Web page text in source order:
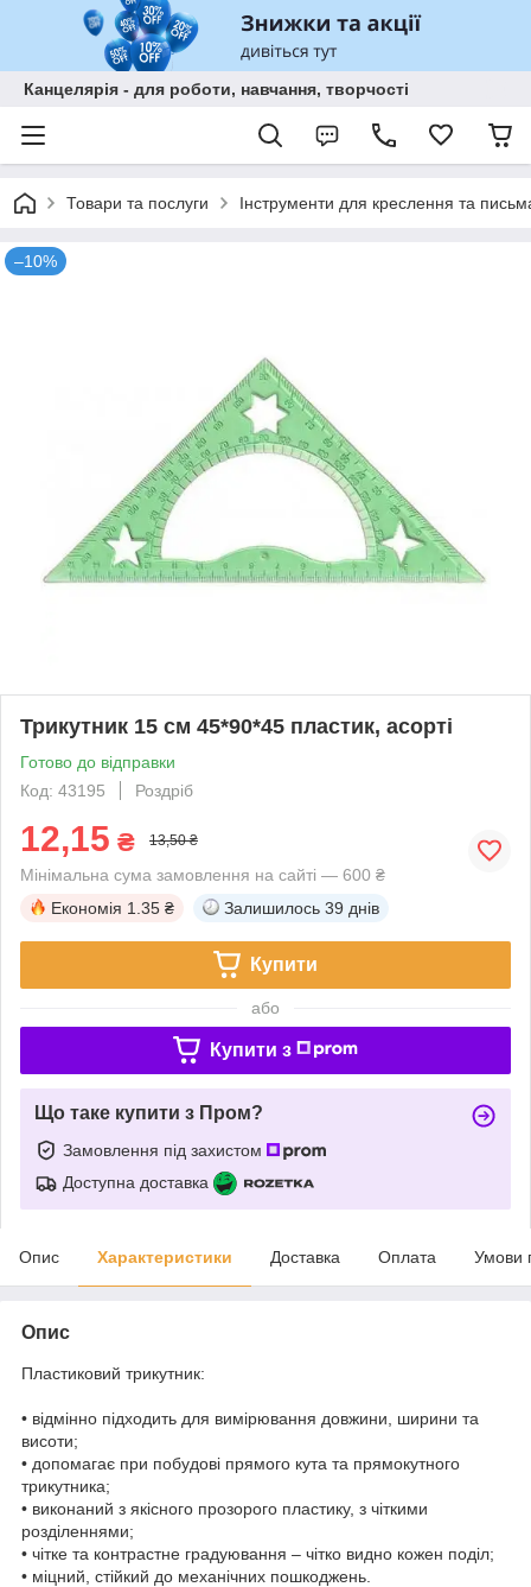
Канцелярія - для роботи, навчання, творчості
Товари та послуги Інструменти для креслення та
–10%
Трикутник 15 см 45*90*45 пластик, асорті
Готово до відправки
Код: 43195
Роздріб
12,15 ₴ 13,50 ₴
Мінімальна сума замовлення на сайті — 600 ₴
Економія 1.35 ₴ Залишилось 39 днів
Купити
або
Купити з
Що таке купити з Пром?
Замовлення під захистом
Доступна доставка
Опис Характеристики Доставка Оплата Умови
Опис
Пластиковий трикутник:
• відмінно підходить для вимірювання довжини, ширини та
висоти;
• допомагає при побудові прямого кута та прямокутного
трикутника;
• виконаний з якісного прозорого пластику, з чіткими
розділеннями;
• чітке та контрастне градуювання – чітко видно кожен поділ;
• міцний, стійкий до механічних пошкоджень.